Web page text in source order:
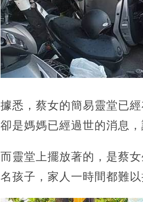
據悉，蔡女的簡易靈堂已
卻是媽媽已經過世的消息，
而靈堂上擺放著的，是蔡
名孩子，家人一時間都難以